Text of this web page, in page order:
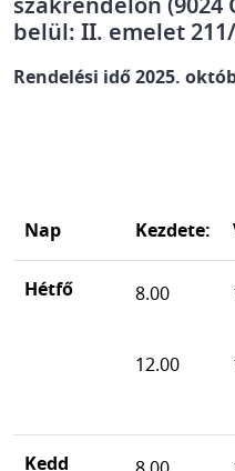
szakrendelőn (9024
belül: II. emelet
Rendelési idő 2025.
Nap Kezdete:
Hétfő 8.00
12.00
Kedd